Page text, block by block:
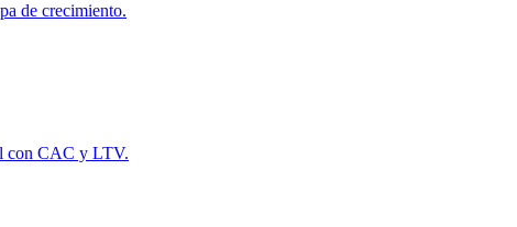
de crecimiento.
con CAC y LTV.